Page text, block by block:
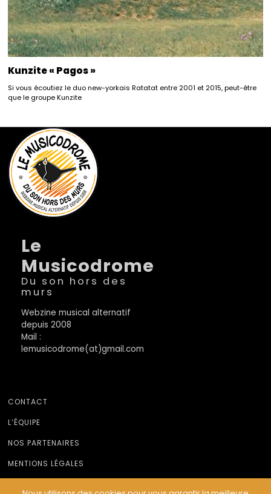
Kunzite « Pagos »
Si vous écoutiez le duo new-yorkais Ratatat entre 2001 et 2015, peut-être
que le groupe Kunzite
Le
Musicodrome
Du son hors des
murs
Webzine musical alternatif
depuis 2008
Mail :
lemusicodrome(at)gmail.com
CONTACT
L’ÉQUIPE
NOS PARTENAIRES
MENTIONS LÉGALES